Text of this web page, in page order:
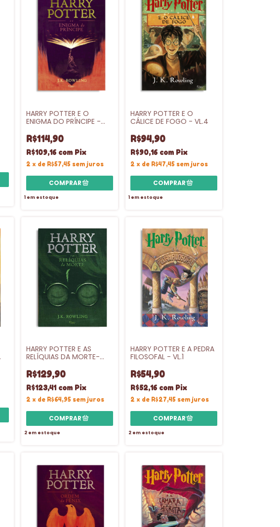
HARRY POTTER E O
ENIGMA DO PRÍNCIPE -
R$114,90
R$109,16 com Pix
2 x de R$57,45 sem juros
1 em estoque
HARRY POTTER E O
CÁLICE DE FOGO - VL.4
R$94,90
R$90,16 com Pix
2 x de R$47,45 sem juros
1 em estoque
HARRY POTTER E AS
RELÍQUIAS DA MORTE-
R$129,90
R$123,41 com Pix
2 x de R$64,95 sem juros
2 em estoque
HARRY POTTER E A PEDRA
FILOSOFAL - VL.1
R$54,90
R$52,16 com Pix
2 x de R$27,45 sem juros
2 em estoque